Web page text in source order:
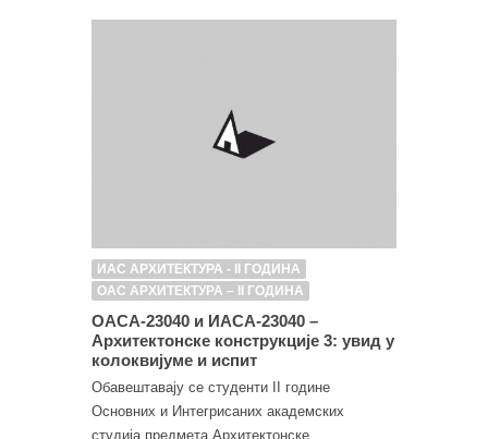
ИАС АРХИТЕКТУРА - II ГОДИНА
ОАС АРХИТЕКТУРА – II ГОДИНА
ОАСА-23040 и ИАСА-23040 –
Архитектонске конструкције 3: увид у
колоквијуме и испит
Обавештавају се студенти II године
Основних и Интегрисаних академских
студија предмета Архитектонске